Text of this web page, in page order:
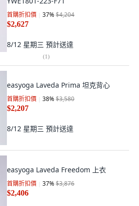
首購折扣價 37%$4,204
$2,627
8/12 星期三 預計送達
(1)
easyoga Laveda Prima 坦克背心
首購折扣價 38%$3,580
$2,207
8/12 星期三 預計送達
easyoga Laveda Freedom 上衣
首購折扣價 37%$3,876
$2,406